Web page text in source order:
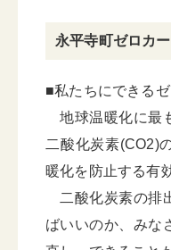
永平寺町ゼロカ
■私たちにできる
地球温暖化に最
二酸化炭素(CO2)
暖化を防止する有
二酸化炭素の排
ばいいのか、みな